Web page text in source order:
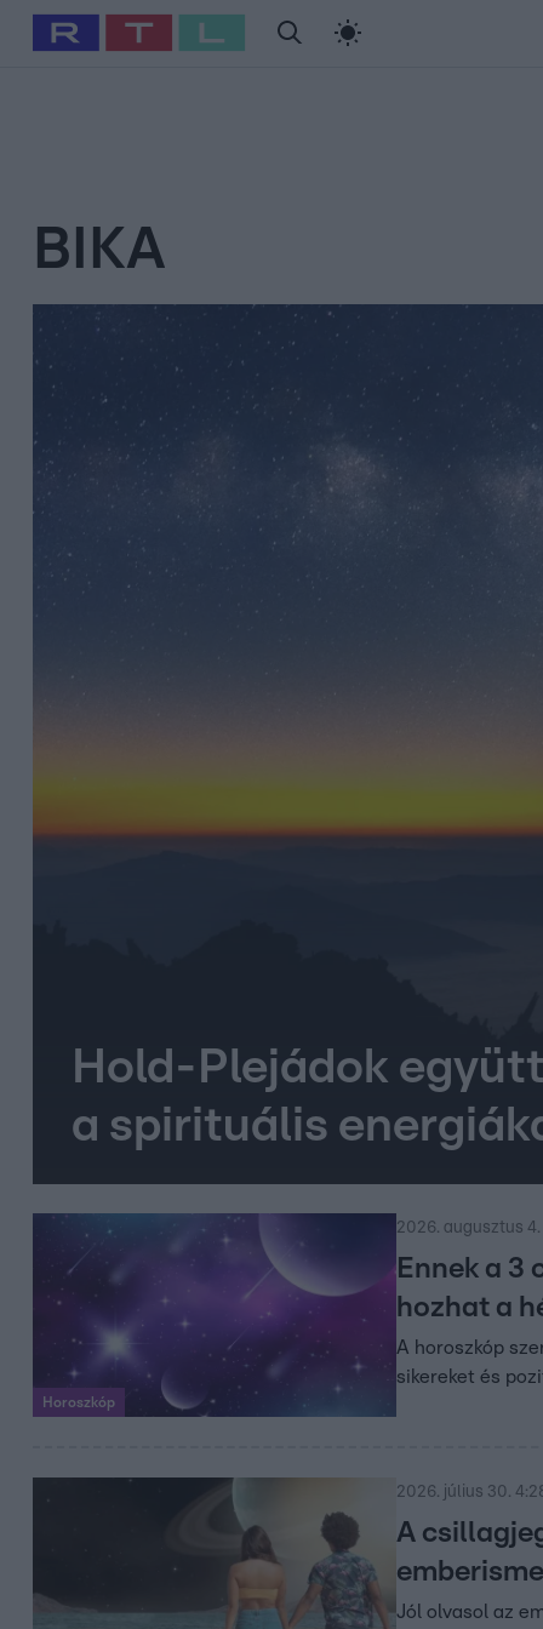
Babits Marcella Szellő István Most Wanted
BIKA
Hold-Plejádok
a spirituális
Horoszkóp
2026. augusztus
Ennek a
hozhat a
A horoszkóp
sikereket és
2026. július 30.
A
Jól olvasol az